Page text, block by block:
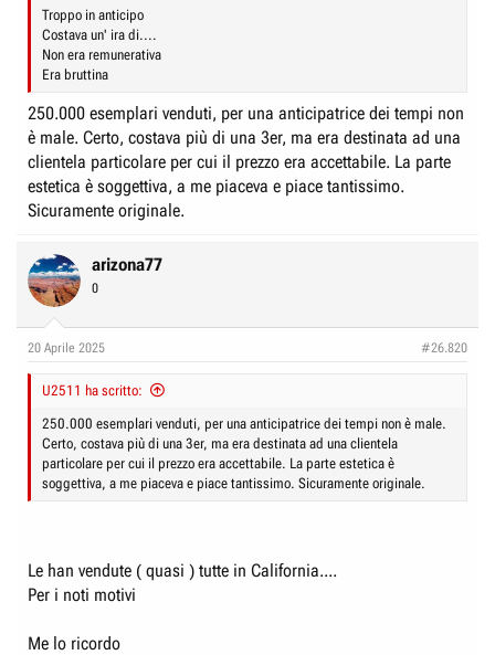
Troppo in anticipo
Costava un' ira di....
Non era remunerativa
Era bruttina
250.000 esemplari venduti, per una anticipatrice dei tempi non
è male. Certo, costava più di una 3er, ma era destinata ad una
clientela particolare per cui il prezzo era accettabile. La parte
estetica è soggettiva, a me piaceva e piace tantissimo.
Sicuramente originale.
arizona77
0
20 Aprile 2025 #26.820
U2511 ha scritto:
250.000 esemplari venduti, per una anticipatrice dei tempi non è male.
Certo, costava più di una 3er, ma era destinata ad una clientela
particolare per cui il prezzo era accettabile. La parte estetica è
soggettiva, a me piaceva e piace tantissimo. Sicuramente originale.
Le han vendute ( quasi ) tutte in California....
Per i noti motivi
Me lo ricordo